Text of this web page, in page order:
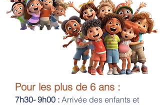
Pour les plus de 6 ans :
7h30- 9h00 : Arrivée des enfants et